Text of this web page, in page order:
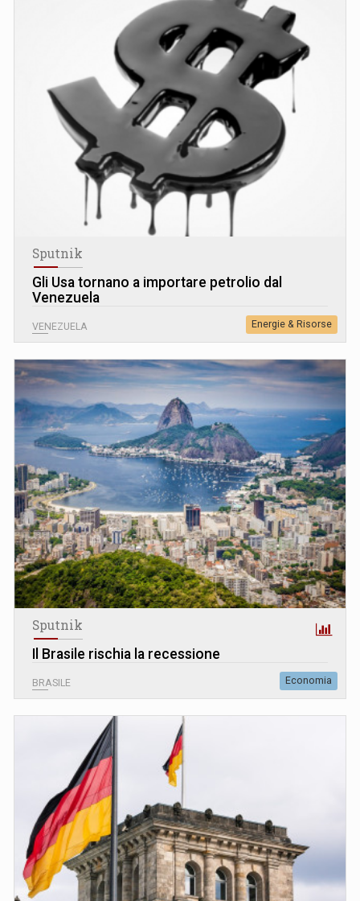
Sputnik
Gli Usa tornano a importare petrolio dal
Venezuela
VENEZUELA Energie & Risorse
Sputnik
Il Brasile rischia la recessione
BRASILE Economia